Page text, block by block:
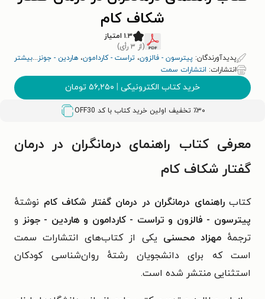
شکاف کام
۱.۳ امتیاز
(از ۳ رأی)
پدیدآورندگان: پیترسون - فالزون، تراست - کاردامون، هاردین - جونز...بیشتر
انتشارات: انتشارات سمت
خرید کتاب الکترونیکی | ۵۶,۲۵۰ تومان
٪۳۰ تخفیف اولین خرید کتاب با کد OFF30
معرفی کتاب راهنمای درمانگران در درمان
گفتار شکاف کام
کتابراهنمای درمانگران در درمان گفتار شکاف کام نوشتهٔ
پیترسون - فالزون و تراست - کاردامون و هاردین - جونز و
ترجمهٔمهزاد محسنی یکی از کتاب‌های انتشارات سمت
است که برای دانشجویان رشتهٔ روان‌شناسی کودکان
استثنایی منتشر شده است.